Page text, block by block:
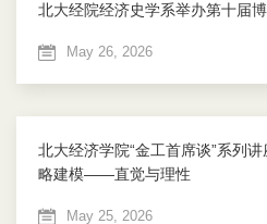
北大经院经济史学系举办第十届
May 26, 2026
北大经济学院“金工首席谈”系列
略建模——直觉与理性
May 25, 2026